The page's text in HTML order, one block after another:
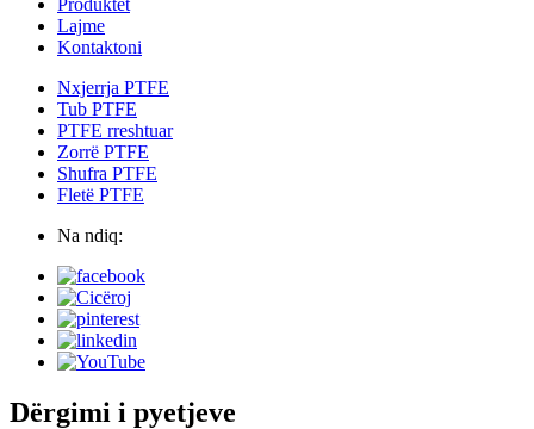
Produktet
Lajme
Kontaktoni
Nxjerrja PTFE
Tub PTFE
PTFE rreshtuar
Zorrë PTFE
Shufra PTFE
Fletë PTFE
Na ndiq:
Dërgimi i pyetjeve